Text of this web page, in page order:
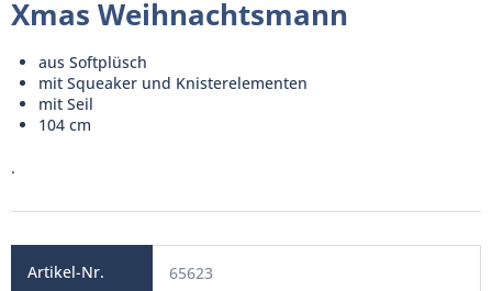
Xmas Weihnachtsmann
aus Softplüsch
mit Squeaker und Knisterelementen
mit Seil
104 cm
.
65623